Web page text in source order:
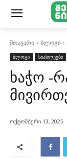
მთავარი ბლოგი
ბლოგი
სიახლეები
ხაჭო -
ოქტომბერი 13, 2025